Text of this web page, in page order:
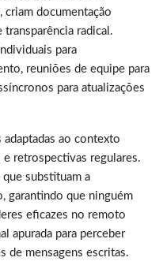
criam documentação
radical.
para
reuniões de equipe para
para atualizações
ao contexto
retrospectivas regulares.
substituam a
garantindo que ninguém
eficazes no remoto
apurada para perceber
de mensagens escritas.